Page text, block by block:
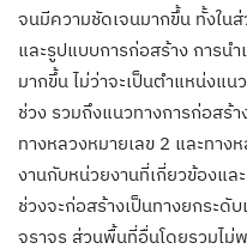
จนมีความชัดเจนมากขึ้น ทั้งใน
และรูปแบบการก่อสร้าง การน
มากขึ้น ไม่ว่าจะเป็นตำแหน่งแน
ช่วง รวมถึงแนวทางการก่อสร้
ทางหลวงหมายเลข 2 และทาง
งานกับหน่วยงานที่เกี่ยวข้องแล
ช่วงจะก่อสร้างเป็นทางยกระดั
จราจร ส่วนพื้นที่อื่นโดยรวมไ